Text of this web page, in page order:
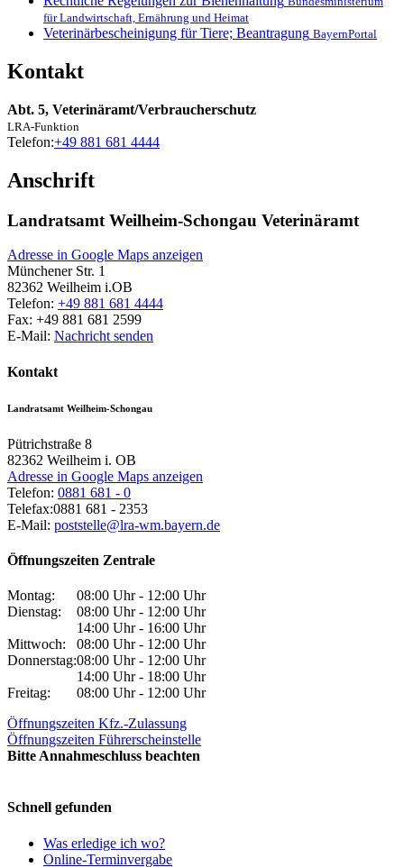
für Landwirtschaft, Ernährung und Heimat
Veterinärbescheinigung für Tiere; Beantragung BayernPortal
Kontakt
Abt. 5, Veterinäramt/Verbraucherschutz
LRA-Funktion
Telefon:+49 881 681 4444
Anschrift
Landratsamt Weilheim-Schongau Veterinäramt
Adresse in Google Maps anzeigen
Münchener Str. 1
82362 Weilheim i.OB
Telefon: +49 881 681 4444
Fax: +49 881 681 2599
E-Mail: Nachricht senden
Kontakt
Landratsamt Weilheim-Schongau
Pütrichstraße 8
82362 Weilheim i. OB
Adresse in Google Maps anzeigen
Telefon: 0881 681 - 0
Telefax:0881 681 - 2353
E-Mail: poststelle@lra-wm.bayern.de
Öffnungszeiten Zentrale
Montag:
08:00 Uhr - 12:00 Uhr
Dienstag:
08:00 Uhr - 12:00 Uhr
14:00 Uhr - 16:00 Uhr
Mittwoch:
08:00 Uhr - 12:00 Uhr
Donnerstag:08:00 Uhr - 12:00 Uhr
14:00 Uhr - 18:00 Uhr
Freitag:
08:00 Uhr - 12:00 Uhr
Öffnungszeiten Kfz.-Zulassung
Öffnungszeiten Führerscheinstelle
Bitte Annahmeschluss beachten
Schnell gefunden
Was erledige ich wo?
Online-Terminvergabe